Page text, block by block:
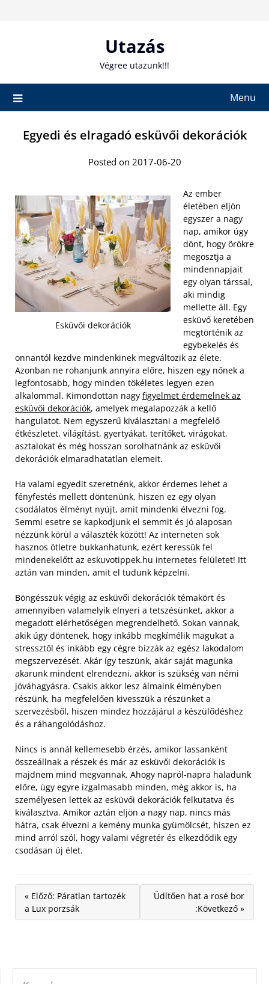
Utazás
Végree utazunk!!!
Menu
Egyedi és elragadó esküvői dekorációk
Posted on 2017-06-20
Esküvői dekorációk
Az ember
életében eljön
egyszer a nagy
nap, amikor úgy
dönt, hogy örökre
megosztja a
mindennapjait
egy olyan társsal,
aki mindig
mellette áll. Egy
esküvő keretében
megtörténik az
egybekelés és
onnantól kezdve mindenkinek megváltozik az élete.
Azonban ne rohanjunk annyira előre, hiszen egy nőnek a
legfontosabb, hogy minden tökéletes legyen ezen
alkalommal. Kimondottan nagy figyelmet érdemelnek az
esküvői dekorációk, amelyek megalapozzák a kellő
hangulatot. Nem egyszerű kiválasztani a megfelelő
étkészletet, világítást, gyertyákat, terítőket, virágokat,
asztalokat és még hosszan sorolhatnánk az esküvői
dekorációk elmaradhatatlan elemeit.
Ha valami egyedit szeretnénk, akkor érdemes lehet a
fényfestés mellett döntenünk, hiszen ez egy olyan
csodálatos élményt nyújt, amit mindenki élvezni fog.
Semmi esetre se kapkodjunk el semmit és jó alaposan
nézzünk körül a választék között! Az interneten sok
hasznos ötletre bukkanhatunk, ezért keressük fel
mindenekelőtt az eskuvotippek.hu internetes felületet! Itt
aztán van minden, amit el tudunk képzelni.
Böngésszük végig az esküvői dekorációk témakört és
amennyiben valamelyik elnyeri a tetszésünket, akkor a
megadott elérhetőségen megrendelhető. Sokan vannak,
akik úgy döntenek, hogy inkább megkímélik magukat a
stressztől és inkább egy cégre bízzák az egész lakodalom
megszervezését. Akár így teszünk, akár saját magunka
akarunk mindent elrendezni, akkor is szükség van némi
jóváhagyásra. Csakis akkor lesz álmaink élményben
részünk, ha megfelelően kivesszük a részünket a
szervezésből, hiszen mindez hozzájárul a készülődéshez
és a ráhangolódáshoz.
Nincs is annál kellemesebb érzés, amikor lassanként
összeállnak a részek és már az esküvői dekorációk is
majdnem mind megvannak. Ahogy napról-napra haladunk
előre, úgy egyre izgalmasabb minden, még akkor is, ha
személyesen lettek az esküvői dekorációk felkutatva és
kiválasztva. Amikor aztán eljön a nagy nap, nincs más
hátra, csak élvezni a kemény munka gyümölcsét, hiszen ez
mind arról szól, hogy valami végretér és elkezdődik egy
csodásan új élet.
« Előző: Páratlan tartozék
a Lux porzsák
Üdítően hat a rosé bor
:Következő »